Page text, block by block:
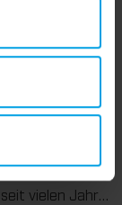
Wir bieten mit der masterstrip|plate eine seit vielen Jahren bewährte Lösung für maximale Prozesssicherheit beim Ausbrechen. Das speziell entwickelte Ausbrechoberteil ermöglicht einen stabilen, sauberen und effizienten Ausbrechprozess auch bei anspruchsvollen Anwendungen.